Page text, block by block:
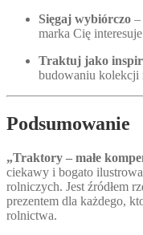
Sięgaj wybiórczo –
marka Cię
Traktuj jako
budowaniu kolekcji
Podsumowanie
„Traktory – małe
ciekawy i bogato
rolniczych. Jest źródłem
prezentem dla każdego,
rolnictwa.